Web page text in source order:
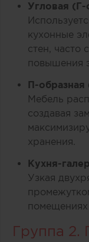
Угловая (Г-
кухонные
стен, часто
повышения
П-образная
Мебель
создавая
хранения.
Кухня-
Узкая
Группа 2.